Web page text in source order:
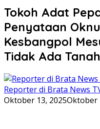
Tokoh Adat
Penyataan
Kesbangpol
Tidak Ada
Reporter di Brata News
Oktober 13, 2025Oktober